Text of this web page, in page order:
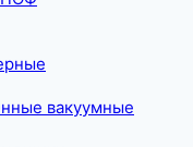
вакуумные